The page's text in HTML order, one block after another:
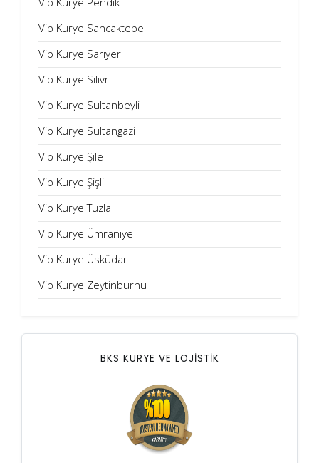
Vip Kurye Sancaktepe
Vip Kurye Sarıyer
Vip Kurye Silivri
Vip Kurye Sultanbeyli
Vip Kurye Sultangazi
Vip Kurye Şile
Vip Kurye Şişli
Vip Kurye Tuzla
Vip Kurye Ümraniye
Vip Kurye Üsküdar
Vip Kurye Zeytinburnu
BKS KURYE VE LOJİSTİK